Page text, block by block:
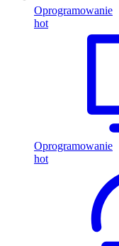
Oprogramowanie
hot
Oprogramowanie
hot